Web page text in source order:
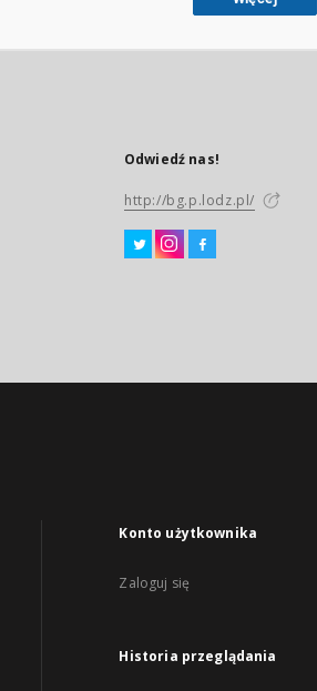
Odwiedź nas!
http://bg.p.lodz.pl/
Konto użytkownika
Zaloguj się
Historia przeglądania